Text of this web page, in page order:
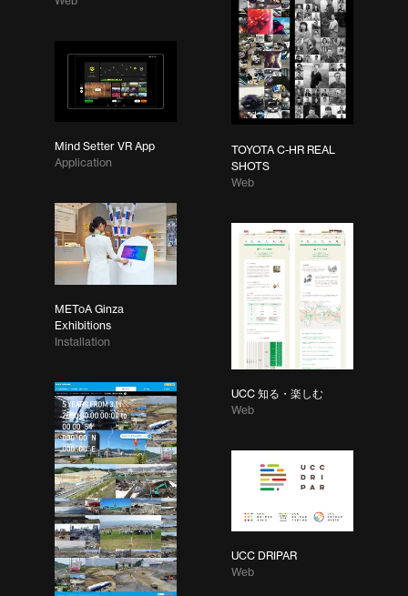
TOYOTA C-HR REAL
SHOTS
Web
Mind Setter VR App
Application
METoA Ginza
Exhibitions
Installation
UCC 知る・楽しむ
Web
UCC DRIPAR
Web